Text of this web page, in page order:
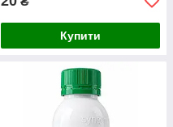
Купити